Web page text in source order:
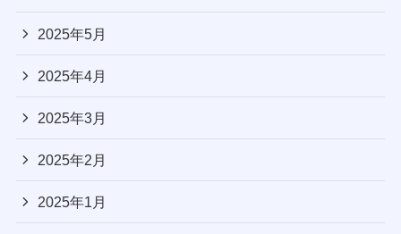
2025年5月
2025年4月
2025年3月
2025年2月
2025年1月